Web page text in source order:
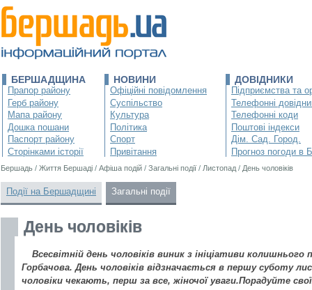
БЕРШАДЩИНА
Прапор району
Герб району
Мапа району
Дошка пошани
Паспорт району
Сторінками історії
НОВИНИ
Офіційні повідомлення
Суспільство
Культура
Політика
Спорт
Привітання
ДОВІДНИКИ
Підприємства та
Телефонні
Телефонні коди
Поштові індекси
Дім. Сад. Город.
Прогноз погоди в
Бершадь / Життя Бершаді / Афіша подій / Загальні події / Листопад / День чоловіків
Події на Бершадщині Загальні події
День чоловіків
Всесвітній день чоловіків виник з ініціативи
Горбачова. День чоловіків відзначається в першу суботу
чоловіки чекають, перш за все, жіночої уваги.Порадуйте